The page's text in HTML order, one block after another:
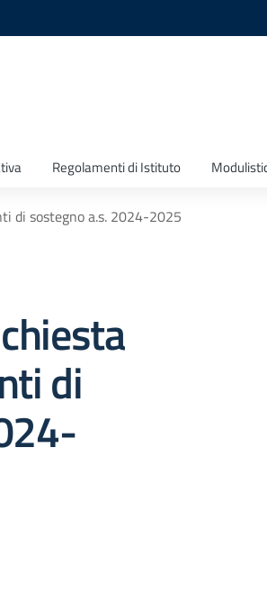
Regolamenti di Istituto
di sostegno a.s. 2024-2025
di